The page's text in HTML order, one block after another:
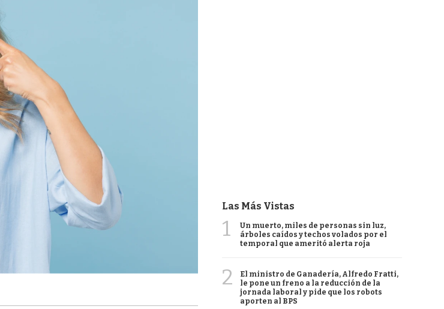
Las Más Vistas
1
Un muerto, miles de personas sin luz,
árboles caídos y techos volados por el
temporal que ameritó alerta roja
2
El ministro de Ganadería, Alfredo Fratti,
le pone un freno a la reducción de la
jornada laboral y pide que los robots
aporten al BPS